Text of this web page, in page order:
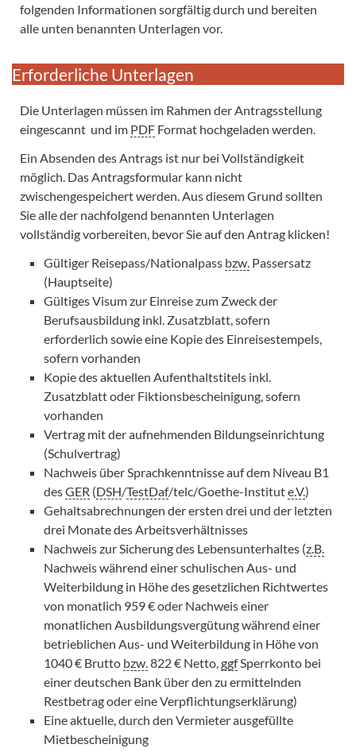
folgenden Informationen sorgfältig durch und bereiten
alle unten benannten Unterlagen vor.
Erforderliche Unterlagen
Die Unterlagen müssen im Rahmen der Antragsstellung
eingescannt und im PDF Format hochgeladen werden.
Ein Absenden des Antrags ist nur bei Vollständigkeit
möglich. Das Antragsformular kann nicht
zwischengespeichert werden. Aus diesem Grund sollten
Sie alle der nachfolgend benannten Unterlagen
vollständig vorbereiten, bevor Sie auf den Antrag klicken!
Gültiger Reisepass/Nationalpass bzw. Passersatz
(Hauptseite)
Gültiges Visum zur Einreise zum Zweck der
Berufsausbildung inkl. Zusatzblatt, sofern
erforderlich sowie eine Kopie des Einreisestempels,
sofern vorhanden
Kopie des aktuellen Aufenthaltstitels inkl.
Zusatzblatt oder Fiktionsbescheinigung, sofern
vorhanden
Vertrag mit der aufnehmenden Bildungseinrichtung
(Schulvertrag)
Nachweis über Sprachkenntnisse auf dem Niveau B1
desGER (DSH/TestDaf/telc/Goethe-Institute.V.)
Gehaltsabrechnungen der ersten drei und der letzten
drei Monate des Arbeitsverhältnisses
Nachweis zur Sicherung des Lebensunterhaltes (z.B.
Nachweis während einer schulischen Aus- und
Weiterbildung in Höhe des gesetzlichen Richtwertes
von monatlich 959 € oder Nachweis einer
monatlichen Ausbildungsvergütung während einer
betrieblichen Aus- und Weiterbildung in Höhe von
1040 € Brutto bzw. 822 € Netto, ggfSperrkonto bei
einer deutschen Bank über den zu ermittelnden
Restbetrag oder eine Verpflichtungserklärung)
Eine aktuelle, durch den Vermieter ausgefüllte
Mietbescheinigung